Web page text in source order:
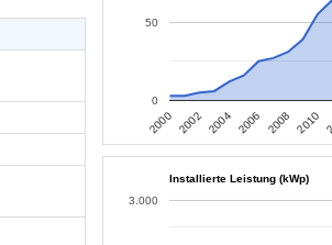
2000 2002 2004 2006 2008 2010
0
50
Installierte Leistung (kWp)
3.000